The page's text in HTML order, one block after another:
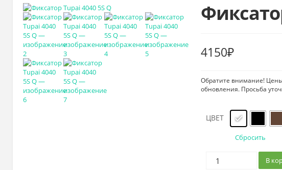
4150₽
Обратите внимание! Цены
обновления. Просьба
ЦВЕТ
Сбросить
В